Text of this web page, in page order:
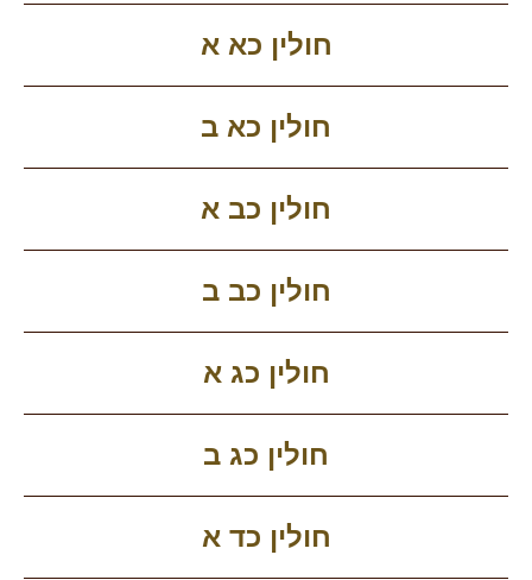
חולין כא א
חולין כא ב
חולין כב א
חולין כב ב
חולין כג א
חולין כג ב
חולין כד א